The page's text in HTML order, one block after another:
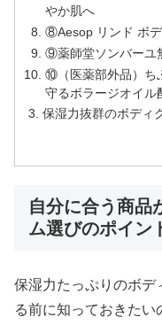
やか肌へ
⑧Aesop リンド ボ
⑨薬師堂ソンバーユ
⑩（医薬部外品）ち
守るボラージオイル
保湿力抜群のボディ
自分に合う商品
ム選びのポイン
保湿力たっぷりのボデ
る前に知っておきた